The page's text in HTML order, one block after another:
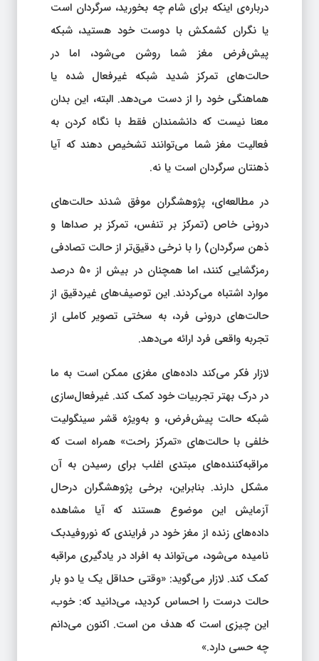
درباره‌ی اینکه برای شام چه بخورید، سرگردان است
یا نگران کشمکش با دوست خود هستید، شبکه
پیش‌فرض مغز شما روشن می‌شود، اما در
حالت‌های تمرکز شدید شبکه غیرفعال شده یا
هماهنگی خود را از دست می‌دهد. البته، این بدان
معنا نیست که دانشمندان فقط با نگاه کردن به
فعالیت مغز شما می‌توانند تشخیص دهند که آیا
ذهنتان سرگردان است یا نه.
در مطالعه‌ای، پژوهشگران موفق شدند حالت‌های
درونی خاص (تمرکز بر تنفس، تمرکز بر صداها و
ذهن سرگردان) را با نرخی دقیق‌تر از حالت تصادفی
رمزگشایی کنند، اما همچنان در بیش از ۵۰ درصد
موارد اشتباه می‌کردند. این توصیف‌های غیردقیق از
حالت‌های درونی فرد، به سختی تصویر کاملی از
تجربه واقعی فرد ارائه می‌دهد.
لازار فکر می‌کند داده‌های مغزی ممکن است به ما
در درک بهتر تجربیات خود کمک کند. غیرفعال‌سازی
شبکه حالت پیش‌فرض، و به‌ویژه قشر سینگولیت
خلفی با حالت‌های «تمرکز راحت» همراه است که
مراقبه‌کننده‌های مبتدی اغلب برای رسیدن به آن
مشکل دارند. بنابراین، برخی پژوهشگران درحال
آزمایش این موضوع هستند که آیا مشاهده
داده‌های زنده از مغز خود در فرایندی که نوروفیدبک
نامیده می‌شود، می‌تواند به افراد در یادگیری مراقبه
کمک کند. لازار می‌گوید: «وقتی حداقل یک یا دو بار
حالت درست را احساس کردید، می‌دانید که: خوب،
این چیزی است که هدف من است. اکنون می‌دانم
چه حسی دارد.»